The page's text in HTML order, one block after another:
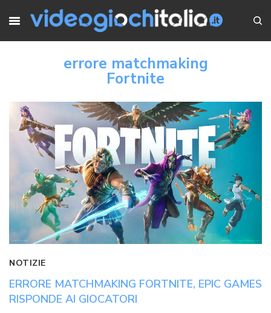
errore matchmaking
Fortnite
NOTIZIE
ERRORE MATCHMAKING FORTNITE, EPIC GAMES
RISPONDE AI GIOCATORI